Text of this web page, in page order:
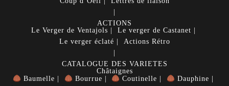
ACTIONS
Le Verger de Ventajols
Le verger de Castanet
Le verger éclaté
Actions Rétro
CATALOGUE DES VARIETES
Châtaignes
Baumelle
Bourrue Coutinelle
Dauphine